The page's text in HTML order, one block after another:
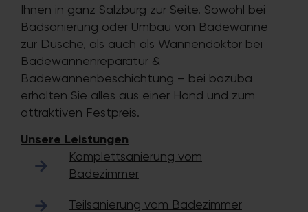
Ihnen in ganz Salzburg zur Seite. Sowohl bei
Badsanierung oder Umbau von Badewanne
zur Dusche, als auch als Wannendoktor bei
Badewannenreparatur &
Badewannenbeschichtung – bei bazuba
erhalten Sie alles aus einer Hand und zum
attraktiven Festpreis.
Unsere Leistungen
Komplettsanierung vom
Badezimmer
Teilsanierung vom Badezimmer